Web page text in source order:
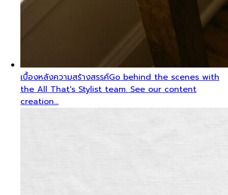
เบื้องหลังความสร้างสรรค์Go behind the scenes with
the All That's Stylist team. See our content
creation…